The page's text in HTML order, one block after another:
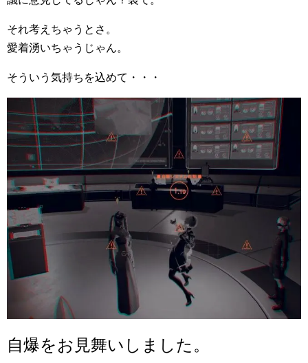
それ考えちゃうとさ。
愛着湧いちゃうじゃん。
そういう気持ちを込めて・・・
自爆をお見舞いしました。